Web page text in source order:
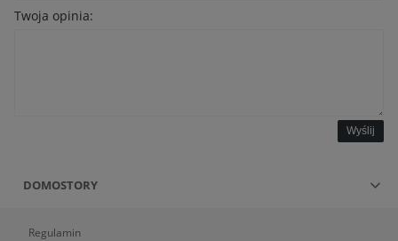
Twoja opinia:
Wyślij
DOMOSTORY
Regulamin